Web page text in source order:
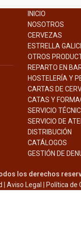
INICIO
NOSOTROS
CERVEZAS
ESTRELLA
OTROS
REPARTO EN
HOSTELERÍA Y
CARTAS DE
CATAS Y
SERVICIO
SERVICIO DE
DISTRIBUCIÓN
CATÁLOGOS
GESTIÓN DE
los derechos
Aviso Legal Política de